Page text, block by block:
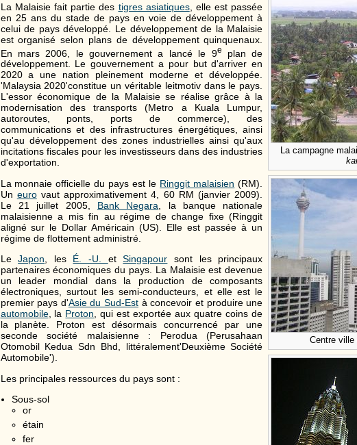
La campagne
Centre ville
La Malaisie fait partie des tigres asiatiques, elle est passée
en 25 ans du stade de pays en voie de développement à
celui de pays développé. Le développement de la Malaisie
est organisé selon plans de développement quinquenaux.
En mars 2006, le gouvernement a lancé le 9e
plan de
développement. Le gouvernement a pour but d'arriver en
2020 a une nation pleinement moderne et développée.
'Malaysia 2020'constitue un véritable leitmotiv dans le pays.
L'essor économique de la Malaisie se réalise grâce à la
modernisation des transports (Metro a Kuala Lumpur,
autoroutes, ponts, ports de commerce), des
communications et des infrastructures énergétiques, ainsi
qu'au développement des zones industrielles ainsi qu'aux
incitations fiscales pour les investisseurs dans des industries
d'exportation.
La monnaie officielle du pays est le Ringgit malaisien (RM).
Un eurovaut approximativement 4, 60 RM (janvier 2009).
Le 21 juillet 2005, Bank Negara , la banque nationale
malaisienne a mis fin au régime de change fixe (Ringgit
aligné sur le Dollar Américain (US). Elle est passée à un
régime de flottement administré.
LeJapon , les É. -U. etSingapour sont les principaux
partenaires économiques du pays. La Malaisie est devenue
un leader mondial dans la production de composants
électroniques, surtout les semi-conducteurs, et elle est le
premier pays d'Asie du Sud-Est à concevoir et produire une
automobile, la Proton , qui est exportée aux quatre coins de
la planète. Proton est désormais concurrencé par une
seconde société malaisienne : Perodua (Perusahaan
Otomobil Kedua Sdn Bhd, littéralement'Deuxième Société
Automobile').
Les principales ressources du pays sont :
Sous-sol
or
étain
fer